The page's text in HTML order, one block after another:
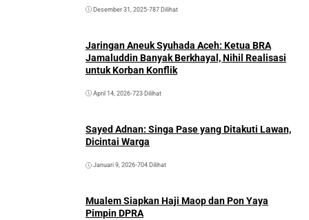
Desember 31, 2025•787 Dilihat
Jaringan Aneuk Syuhada Aceh: Ketua BRA
Jamaluddin Banyak Berkhayal, Nihil Realisasi
untuk Korban Konflik
April 14, 2026•723 Dilihat
Sayed Adnan: Singa Pase yang Ditakuti Lawan,
Dicintai Warga
Januari 9, 2026•704 Dilihat
Mualem Siapkan Haji Maop dan Pon Yaya
Pimpin DPRA